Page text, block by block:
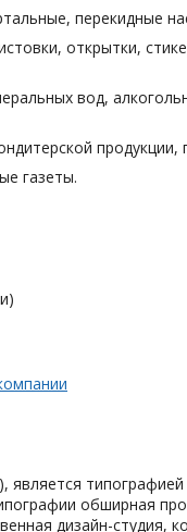
перекидные
открытки,
вод,
газеты.
обширная
дизайн-студия,